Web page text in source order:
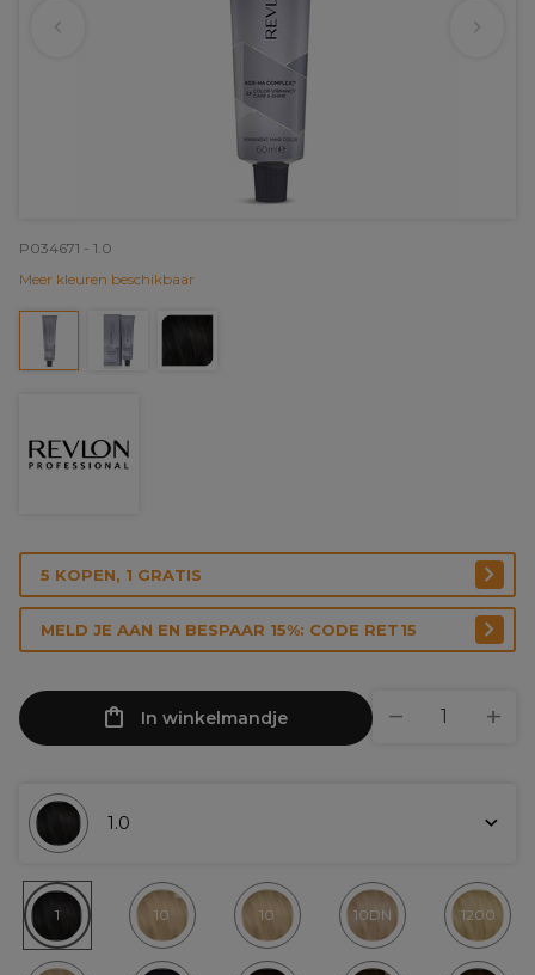
P034671 - 1.0
Meer kleuren beschikbaar
5 KOPEN, 1 GRATIS
MELD JE AAN EN BESPAAR 15%: CODE RET15
In winkelmandje
1.0
1 10 10 10DN 1200